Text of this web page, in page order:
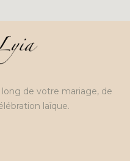
de votre mariage, de
laïque.